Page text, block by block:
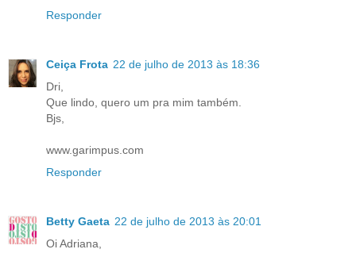
Responder
Ceiça Frota 22 de julho de 2013 às 18:36
Dri,
Que lindo, quero um pra mim também.
Bjs,
www.garimpus.com
Responder
Betty Gaeta 22 de julho de 2013 às 20:01
Oi Adriana,